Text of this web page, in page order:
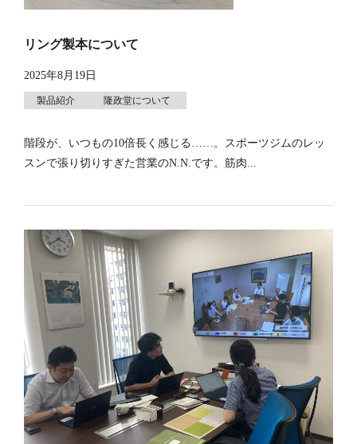
リング製本について
2025年8月19日
製品紹介 隆政堂について
階段が、いつもの10倍長く感じる……。スポーツジムのレッ
スンで張り切りすぎた営業のN.N.です。筋肉...